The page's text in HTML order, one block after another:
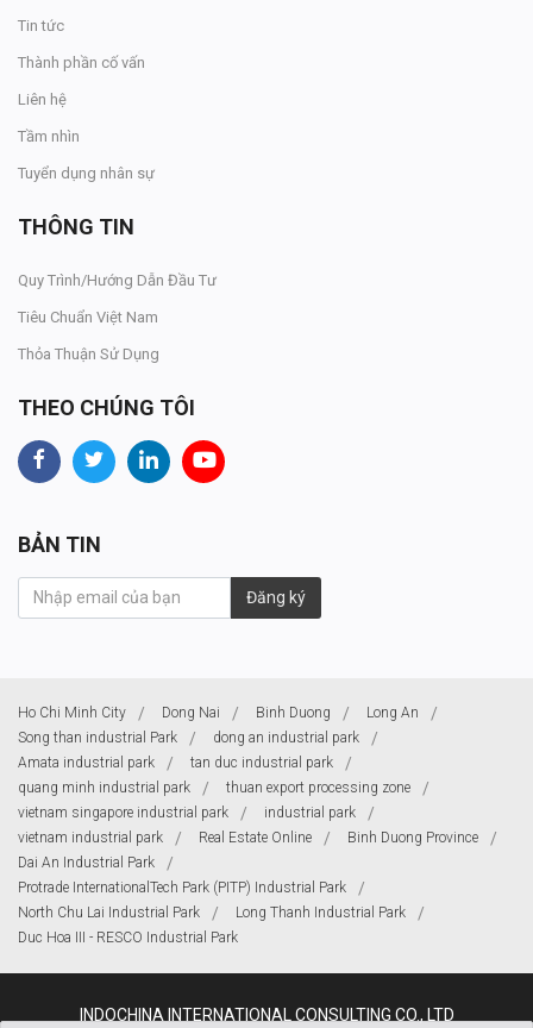
Tin tức
Thành phần cố vấn
Liên hệ
Tầm nhìn
Tuyển dụng nhân sự
THÔNG TIN
Quy Trình/Hướng Dẫn Đầu Tư
Tiêu Chuẩn Việt Nam
Thỏa Thuận Sử Dụng
THEO CHÚNG TÔI
BẢN TIN
Đăng ký
Ho Chi Minh City Dong Nai Binh Duong
Long An
Song than industrial Park
dong an industrial park
Amata industrial park
tan duc industrial park
quang minh industrial park
thuan export processing zone
vietnam singapore industrial park
industrial park
vietnam industrial park
Real Estate Online
Binh Duong Province
Dai An Industrial Park
Protrade InternationalTech Park (PITP) Industrial Park
North Chu Lai Industrial Park
Long Thanh Industrial Park
Duc Hoa III - RESCO Industrial Park
INDOCHINA INTERNATIONAL CONSULTING CO., LTD